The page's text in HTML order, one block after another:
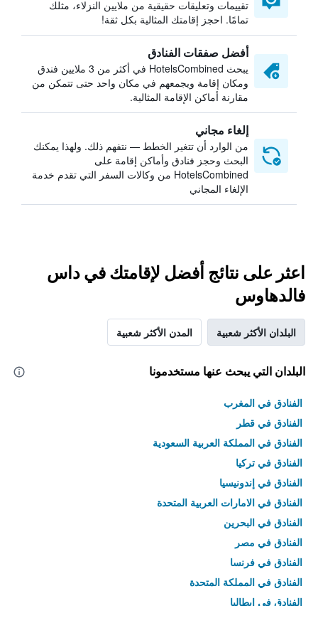
تقييمات وتعليقات حقيقية من ملايين النزلاء، مثلك
تمامًا. احجز إقامتك المثالية بكل ثقة!
أفضل صفقات الفنادق
يبحث HotelsCombined في أكثر من 3 ملايين فندق
ومكان إقامة ويجمعهم في مكان واحد حتى تتمكن من
مقارنة أماكن الإقامة المثالية.
إلغاء مجاني
من الوارد أن تتغير الخطط — نتفهم ذلك. ولهذا يمكنك
البحث وحجز فنادق وأماكن إقامة على
HotelsCombined من وكالات السفر التي تقدم خدمة
الإلغاء المجاني
اعثر على نتائج أفضل لإقامتك في داس
فالدهاوس
البلدان الأكثر شعبية المدن الأكثر شعبية
البلدان التي يبحث عنها مستخدمونا
الفنادق في المغرب
الفنادق في قطر
الفنادق في المملكة العربية السعودية
الفنادق في تركيا
الفنادق في إندونيسيا
الفنادق في الامارات العربية المتحدة
الفنادق في البحرين
الفنادق في مصر
الفنادق في فرنسا
الفنادق في المملكة المتحدة
الفنادق في إيطاليا